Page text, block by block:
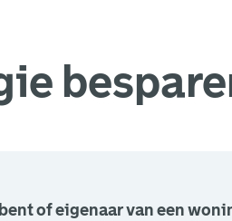
of eigenaar van een